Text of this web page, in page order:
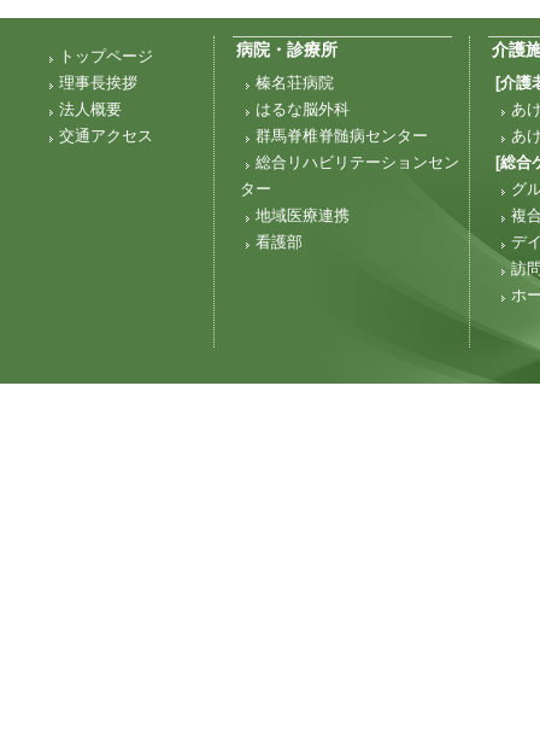
トップページ
理事長挨拶
法人概要
交通アクセス
病院・診療所
榛名荘病院
はるな脳外科
群馬脊椎脊髄病センター
総合リハビリテーションセン
ター
地域医療連携
看護部
介護
[介護
あ
あ
[総合
グ
複
デ
訪
ホ